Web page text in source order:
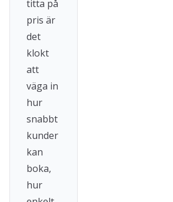
titta på
pris är
det
klokt
att
väga in
hur
snabbt
kunder
kan
boka,
hur